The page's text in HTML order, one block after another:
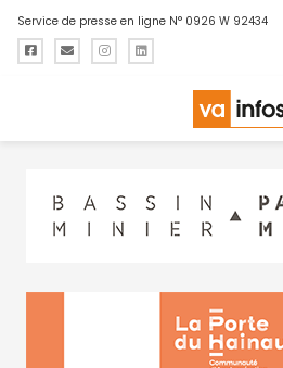
Service de presse en ligne N° 0926 W 92434